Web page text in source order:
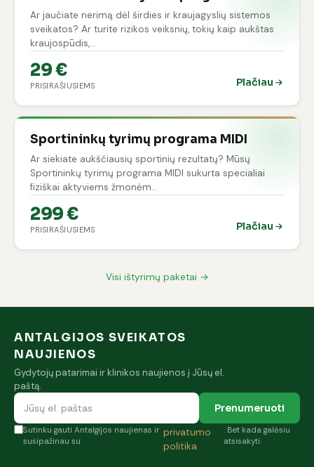
Ar jaučiate nerimą dėl širdies ir kraujagyslių sistemos
sveikatos? Ar turite rizikos veiksnių, tokių kaip aukštas
kraujospūdis,…
29 €
PRISIRAŠIUSIEMS Plačiau
Sportininkų tyrimų programa MIDI
Ar siekiate aukščiausių sportinių rezultatų? Mūsų
Sportininkų tyrimų programa MIDI sukurta specialiai
fiziškai aktyviems žmonėm…
299 €
PRISIRAŠIUSIEMS Plačiau
Visi ištyrimų paketai →
ANTALGIJOS SVEIKATOS
NAUJIENOS
Gydytojų patarimai ir klinikos naujienos į Jūsų el.
paštą.
Prenumeruoti
Sutinku gauti Antalgijos naujienas ir
susipažinau su
privatumo
politika
. Bet kada galėsiu
atsisakyti.